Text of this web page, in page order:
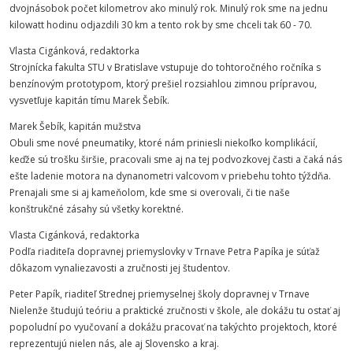
dvojnásobok počet kilometrov ako minulý rok. Minulý rok sme na jednu
kilowatt hodinu odjazdili 30 km a tento rok by sme chceli tak 60 - 70.
Vlasta Cigánková, redaktorka
Strojnícka fakulta STU v Bratislave vstupuje do tohtoročného ročníka s
benzínovým prototypom, ktorý prešiel rozsiahlou zimnou prípravou,
vysvetľuje kapitán tímu Marek Šebík.
Marek Šebík, kapitán mužstva
Obuli sme nové pneumatiky, ktoré nám priniesli niekoľko komplikácií,
keďže sú trošku širšie, pracovali sme aj na tej podvozkovej časti a čaká nás
ešte ladenie motora na dynanometri valcovom v priebehu tohto týždňa.
Prenajali sme si aj kameňolom, kde sme si overovali, či tie naše
konštrukčné zásahy sú všetky korektné.
Vlasta Cigánková, redaktorka
Podľa riaditeľa dopravnej priemyslovky v Trnave Petra Papíka je súťaž
dôkazom vynaliezavosti a zručnosti jej študentov.
Peter Papík, riaditeľ Strednej priemyselnej školy dopravnej v Trnave
Nielenže študujú teóriu a praktické zručnosti v škole, ale dokážu tu ostať aj
popoludní po vyučovaní a dokážu pracovať na takýchto projektoch, ktoré
reprezentujú nielen nás, ale aj Slovensko a kraj.